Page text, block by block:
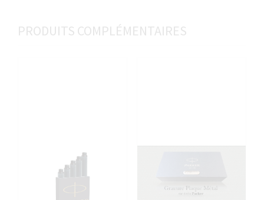
PRODUITS COMPLÉMENTAIRES